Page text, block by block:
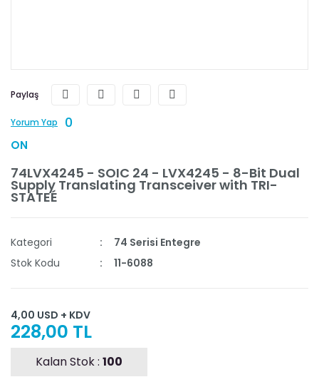
Paylaş
Yorum Yap 0
ON
74LVX4245 - SOIC 24 - LVX4245 - 8-Bit Dual
Supply Translating Transceiver with TRI-
STATEÉ
Kategori
74 Serisi Entegre
Stok Kodu
11-6088
4,00 USD + KDV
228,00 TL
Kalan Stok : 100